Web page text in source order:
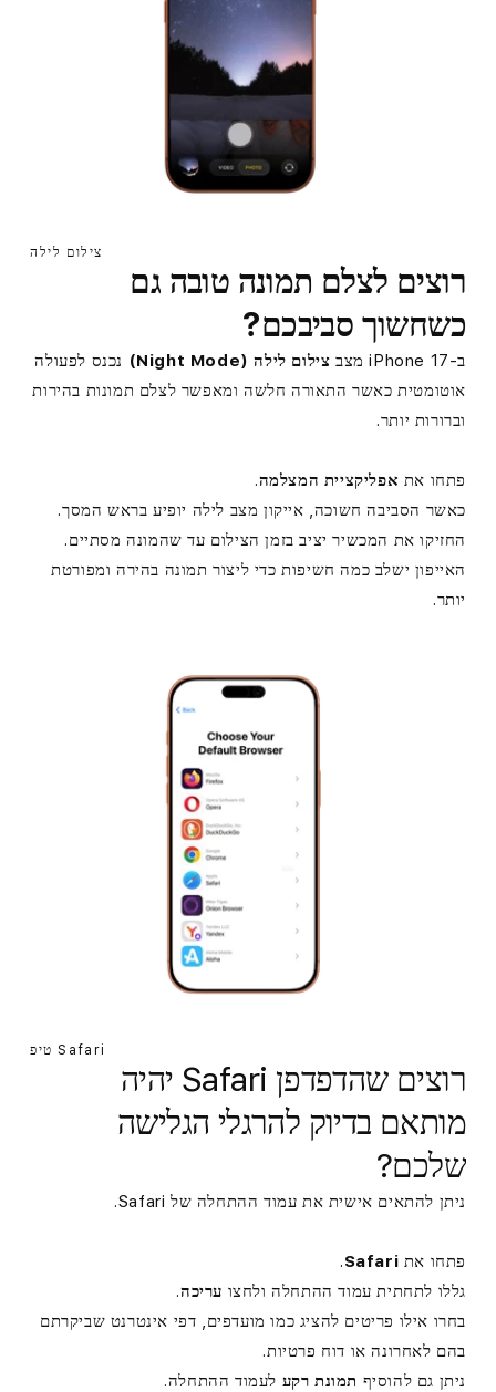
צילום לילה
רוצים לצלם תמונה טובה גם
כשחשוך סביבכם?
ב-iPhone 17 מצב צילום לילה (Night Mode)
נכנס לפעולה
אוטומטית כאשר התאורה חלשה ומאפשר לצלם תמונות בהירות
וברורות יותר.
פתחו את אפליקציית המצלמה.
כאשר הסביבה חשוכה, אייקון מצב לילה יופיע בראש המסך.
החזיקו את המכשיר יציב בזמן הצילום עד שהמונה מסתיים.
האייפון ישלב כמה חשיפות כדי ליצור תמונה בהירה ומפורטת
יותר.
Safari טיפ
רוצים שהדפדפן Safari יהיה
מותאם בדיוק להרגלי הגלישה
שלכם?
ניתן להתאים אישית את עמוד ההתחלה של Safari.
פתחו את Safari
.
גללו לתחתית עמוד ההתחלה ולחצו עריכה.
בחרו אילו פריטים להציג כמו מועדפים, דפי אינטרנט שביקרתם
בהם לאחרונה או דוח פרטיות.
ניתן גם להוסיף תמונת רקע לעמוד ההתחלה.